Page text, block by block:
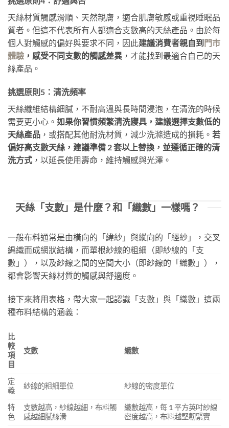
天絲材質觸感滑順、天然親膚，適合肌膚敏感或重視睡眠品
質者。但這不代表所有人都適合支數高的天絲產品。由於每
個人對觸感的偏好與要求不同，因此建議消費者親自到 門市
體驗 ，感受不同支數的觸感差異 ，才能找到最適合自己的天
絲產品。
挑選原則5：清洗頻率
天絲纖維結構細膩，不耐高溫與長時間浸泡，在清洗的時候
需要更小心。 如果你習慣頻繁清洗寢具，建議選擇支數低的
天絲產品 ，或搭配其他耐洗材質，減少洗滌造成的損耗。 若
偏好高支數天絲，建議準備 2 套以上替換，並遵循正確的清
洗方式 ，以延長使用壽命，維持觸感與光澤。
天絲「支數」是什麼？和「織數」一樣嗎？
一般布料通常是由橫向的「緯紗」與縱向的「經紗」，交叉
編織而成網狀結構，而單根紗線的粗細（即紗線的「支
數」），以及紗線之間的空間大小（即紗線的「織數」），
都會影響天絲材質的觸感與舒適度。
接下來將用表格，帶大家一起認識「支數」與「織數」這兩
種布料結構的涵義：
比
較
項
目
支數 織數
定
義
紗線的粗細單位 紗線的密度單位
特
色
支數越高，紗線越細，布料觸
感越細膩絲滑
織數越高，每 1 平方英吋紗線
密度越高，布料越堅韌緊實